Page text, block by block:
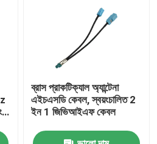
ব্রাস প্রাকটিক্যাল অ্যান্টেনা
এইচএসডি কেবল, স্বয়ংচালিত 2
ইন 1 জিভিআইএফ কেবল